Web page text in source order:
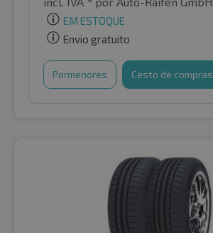
EM ESTOQUE
Envio gratuito
Pormenores Cesto de compras